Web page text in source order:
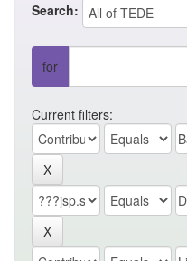
Search:
for
Current filters: